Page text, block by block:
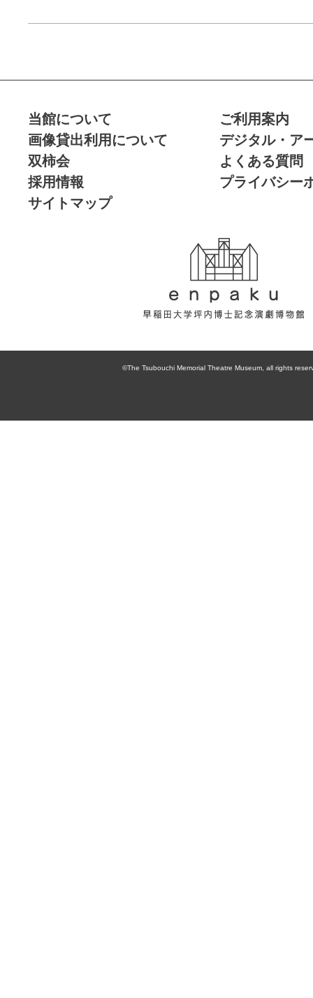
当館について
ご利用案内
画像貸出利用について
デジタル・ア
双柿会
よくある質問
採用情報
プライバシー
サイトマップ
大学坪内博士記
念演劇博物館
©The Tsubouchi Memorial Theatre Museum, all rights